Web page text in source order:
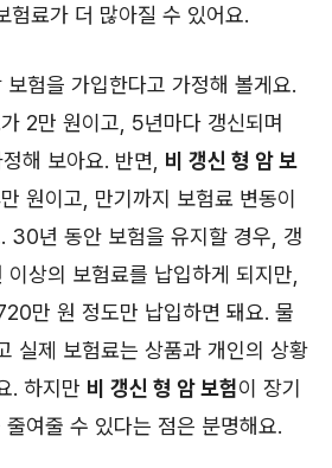
험료가 더 많아질 수 있어요.
험을 가입한다고 가정해 볼게요.
2만 원이고, 5년마다 갱신되며
해 보아요. 반면, 비 갱신 형 암 보
원이고, 만기까지 보험료 변동이
30년 동안 보험을 유지할 경우, 갱
상의 보험료를 납입하게 되지만,
만 원 정도만 납입하면 돼요. 물
실제 보험료는 상품과 개인의 상황
. 하지만 비 갱신 형 암 보험이 장기
여줄 수 있다는 점은 분명해요.